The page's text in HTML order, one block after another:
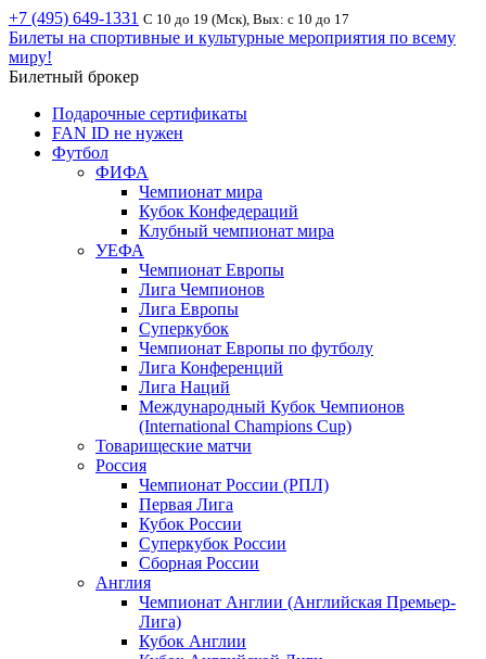
+7 (495) 649-1331 С 10 до 19 (Мск), Вых: с 10 до 17
Билеты на спортивные и культурные мероприятия по всему
миру!
Билетный брокер
Подарочные сертификаты
FAN ID не нужен
Футбол
ФИФА
Чемпионат мира
Кубок Конфедераций
Клубный чемпионат мира
УЕФА
Чемпионат Европы
Лига Чемпионов
Лига Европы
Суперкубок
Чемпионат Европы по футболу
Лига Конференций
Лига Наций
Международный Кубок Чемпионов
(International Champions Cup)
Товарищеские матчи
Россия
Чемпионат России (РПЛ)
Первая Лига
Кубок России
Суперкубок России
Сборная России
Англия
Чемпионат Англии (Английская Премьер-
Лига)
Кубок Англии